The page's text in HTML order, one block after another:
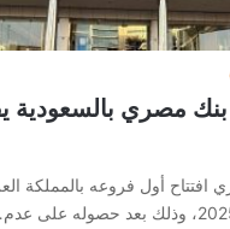
بنك مصري بالسعودية
افتتاح أول فروعه بالمملكة